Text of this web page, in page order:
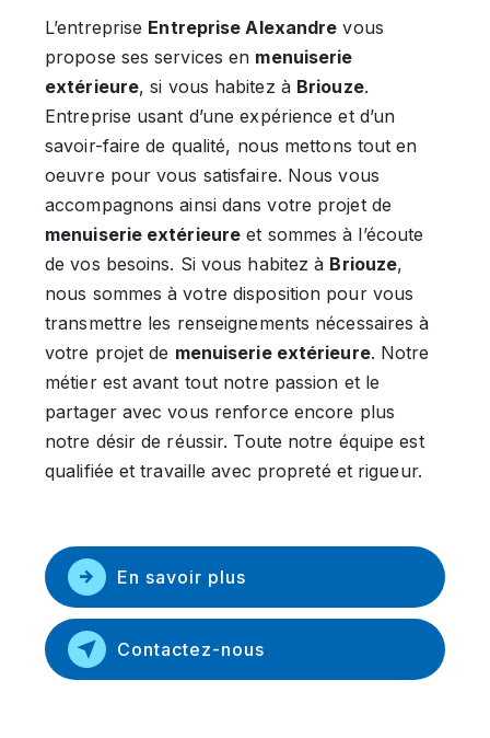
L’entreprise Entreprise Alexandre vous
propose ses services en menuiserie
extérieure, si vous habitez à Briouze.
Entreprise usant d’une expérience et d’un
savoir-faire de qualité, nous mettons tout en
oeuvre pour vous satisfaire. Nous vous
accompagnons ainsi dans votre projet de
menuiserie extérieure et sommes à l’écoute
de vos besoins. Si vous habitez à Briouze,
nous sommes à votre disposition pour vous
transmettre les renseignements nécessaires à
votre projet de menuiserie extérieure. Notre
métier est avant tout notre passion et le
partager avec vous renforce encore plus
notre désir de réussir. Toute notre équipe est
qualifiée et travaille avec propreté et rigueur.
En savoir plus
Contactez-nous